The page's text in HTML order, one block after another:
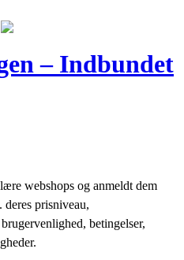
– Indbundet
webshops og anmeldt dem
prisniveau,
betingelser,